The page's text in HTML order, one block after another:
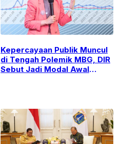
Kepercayaan Publik Muncul
di Tengah Polemik MBG, DIR
Sebut Jadi Modal Awal